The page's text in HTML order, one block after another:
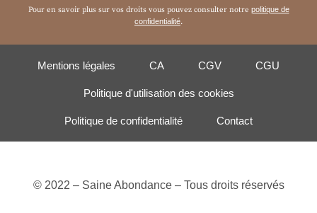
Pour en savoir plus sur vos droits vous pouvez consulter notre politique de
confidentialité.
Mentions légales CA CGV CGU
Politique d'utilisation des cookies
Politique de confidentialité Contact
© 2022 – Saine Abondance – Tous droits réservés